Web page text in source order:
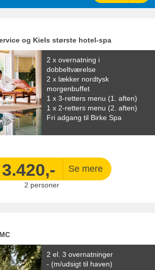
og Kiels største hotel-spa
2 x overnatning i
dobbeltværelse
2 x lækker nordtysk
morgenbuffet
1 x 3-retters menu (1. aften)
1 x 2-retters menu (2. aften)
Fri adgang til Birke Spa
3.420,-
2 personer
2 el. 3 overnatninger
- (m/udsigt til haven)